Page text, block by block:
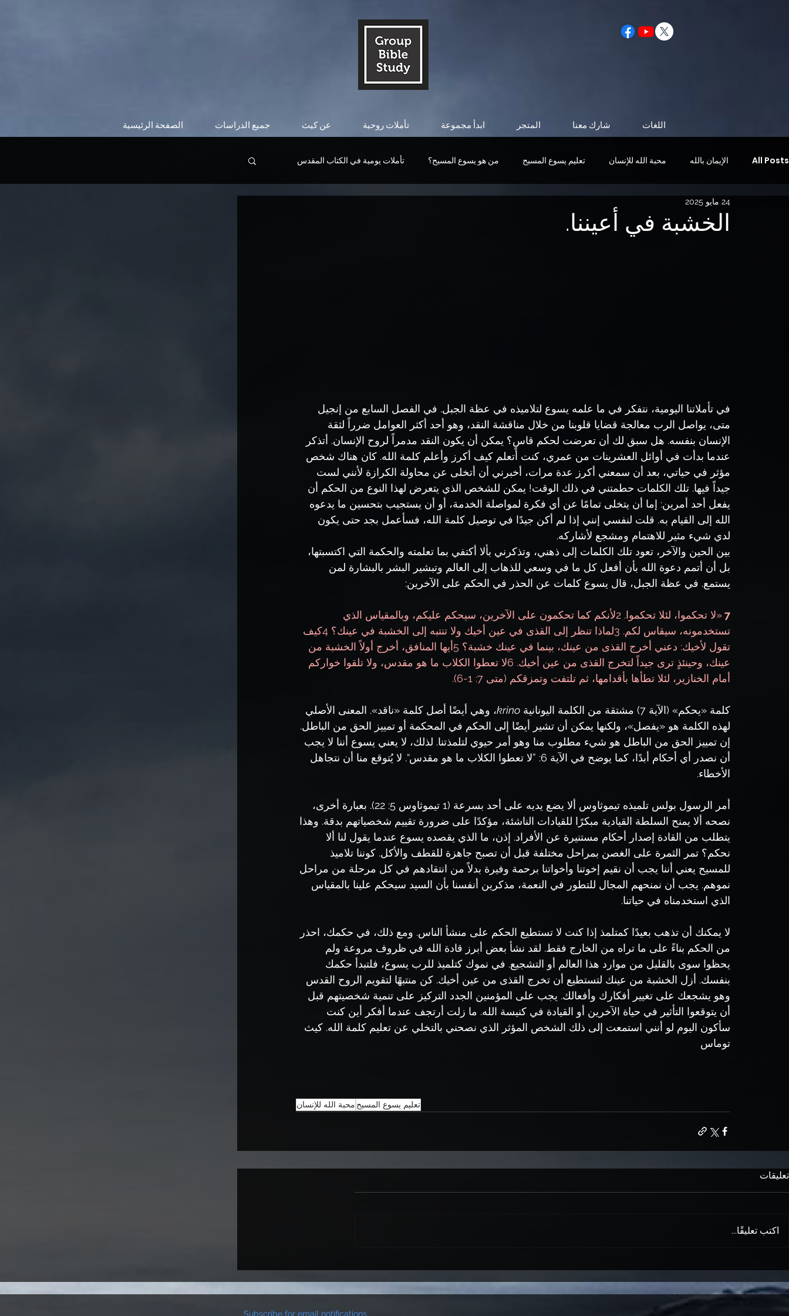
الصفحة الرئيسية جميع الدراسات عن كيث تأملات روحية ابدأ مجموعة المتجر شارك معنا اللغات
All Posts الإيمان بالله محبة الله للإنسان تعليم يسوع المسيح من هو يسوع المسيح؟ تأملات يومية في الكتاب المقدس
الحياة بعد الموت شخصية تشبه المسيح
الخشبة في أعيننا.
24 مايو 2025
في تأملاتنا اليومية، نتفكر في ما علمه يسوع لتلاميذه في عظة الجبل. في الفصل السابع من إنجيل
متى، يواصل الرب معالجة قضايا قلوبنا من خلال مناقشة النقد، وهو أحد أكثر العوامل ضرراً لثقة
الإنسان بنفسه. هل سبق لك أن تعرضت لحكم قاسٍ؟ يمكن أن يكون النقد مدمراً لروح الإنسان. أتذكر
عندما بدأت في أوائل العشرينات من عمري، كنت أتعلم كيف أكرز وأعلم كلمة الله. كان هناك شخص
مؤثر في حياتي، بعد أن سمعني أكرز عدة مرات، أخبرني أن أتخلى عن محاولة الكرازة لأنني لست
جيداً فيها. تلك الكلمات حطمتني في ذلك الوقت! يمكن للشخص الذي يتعرض لهذا النوع من الحكم أن
يفعل أحد أمرين: إما أن يتخلى تمامًا عن أي فكرة لمواصلة الخدمة، أو أن يستجيب بتحسين ما يدعوه
الله إلى القيام به. قلت لنفسي إنني إذا لم أكن جيدًا في توصيل كلمة الله، فسأعمل بجد حتى يكون
لدي شيء مثير للاهتمام ومشجع لأشاركه.
بين الحين والآخر، تعود تلك الكلمات إلى ذهني، وتذكرني بألا أكتفي بما تعلمته والحكمة التي اكتسبتها،
بل أن أتمم دعوة الله بأن أفعل كل ما في وسعي للذهاب إلى العالم وتبشير البشر بالبشارة لمن
يستمع. في عظة الجبل، قال يسوع كلمات عن الحذر في الحكم على الآخرين:
7
«لا تحكموا، لئلا تحكموا. 2لأنكم كما تحكمون على الآخرين، سيحكم عليكم، وبالمقياس الذي
تستخدمونه، سيقاس لكم. 3لماذا تنظر إلى القذى في عين أخيك ولا تنتبه إلى الخشبة في عينك؟ 4كيف
تقول لأخيك: دعني أخرج القذى من عينك، بينما في عينك خشبة؟ 5أيها المنافق، أخرج أولاً الخشبة من
عينك، وحينئذٍ ترى جيداً لتخرج القذى من عين أخيك. 6لا تعطوا الكلاب ما هو مقدس، ولا تلقوا خواركم
أمام الخنازير، لئلا تطأها بأقدامها، ثم تلتفت وتمزقكم (متى 7: 1-6).
كلمة «يحكم» (الآية 7) مشتقة من الكلمة اليونانية krino، وهي أيضًا أصل كلمة «ناقد». المعنى الأصلي
لهذه الكلمة هو «يفصل»، ولكنها يمكن أن تشير أيضًا إلى الحكم في المحكمة أو تمييز الحق من الباطل.
إن تمييز الحق من الباطل هو شيء مطلوب منا وهو أمر حيوي لتلمذتنا. لذلك، لا يعني يسوع أننا لا يجب
أن نصدر أي أحكام أبدًا، كما يوضح في الآية 6: ”لا تعطوا الكلاب ما هو مقدس“. لا يُتوقع منا أن نتجاهل
الأخطاء.
أمر الرسول بولس تلميذه تيموثاوس ألا يضع يديه على أحد بسرعة (1 تيموثاوس 5: 22). بعبارة أخرى،
نصحه ألا يمنح السلطة القيادية مبكرًا للقيادات الناشئة، مؤكدًا على ضرورة تقييم شخصياتهم بدقة. وهذا
يتطلب من القادة إصدار أحكام مستنيرة عن الأفراد. إذن، ما الذي يقصده يسوع عندما يقول لنا ألا
نحكم؟ تمر الثمرة على الغصن بمراحل مختلفة قبل أن تصبح جاهزة للقطف والأكل. كوننا تلاميذ
للمسيح يعني أننا يجب أن نقيم إخوتنا وأخواتنا برحمة وفيرة بدلاً من انتقادهم في كل مرحلة من مراحل
نموهم. يجب أن نمنحهم المجال للتطور في النعمة، مذكرين أنفسنا بأن السيد سيحكم علينا بالمقياس
الذي استخدمناه في حياتنا.
لا يمكنك أن تذهب بعيدًا كمتلمذ إذا كنت لا تستطيع الحكم على منشأ الناس. ومع ذلك، في حكمك، احذر
من الحكم بناءً على ما تراه من الخارج فقط. لقد نشأ بعض أبرز قادة الله في ظروف مروعة ولم
يحظوا سوى بالقليل من موارد هذا العالم أو التشجيع. في نموك كتلميذ للرب يسوع، فلتبدأ حكمك
بنفسك. أزل الخشبة من عينك لتستطيع أن تخرج القذى من عين أخيك. كن منتبهًا لتقويم الروح القدس
وهو يشجعك على تغيير أفكارك وأفعالك. يجب على المؤمنين الجدد التركيز على تنمية شخصيتهم قبل
أن يتوقعوا التأثير في حياة الآخرين أو القيادة في كنيسة الله. ما زلت أرتجف عندما أفكر أين كنت
سأكون اليوم لو أنني استمعت إلى ذلك الشخص المؤثر الذي نصحني بالتخلي عن تعليم كلمة الله. كيث
توماس
تعليم يسوع المسيح محبة الله للإنسان
تعليقات
اكتب تعليقًا...
Subscribe for email notifications